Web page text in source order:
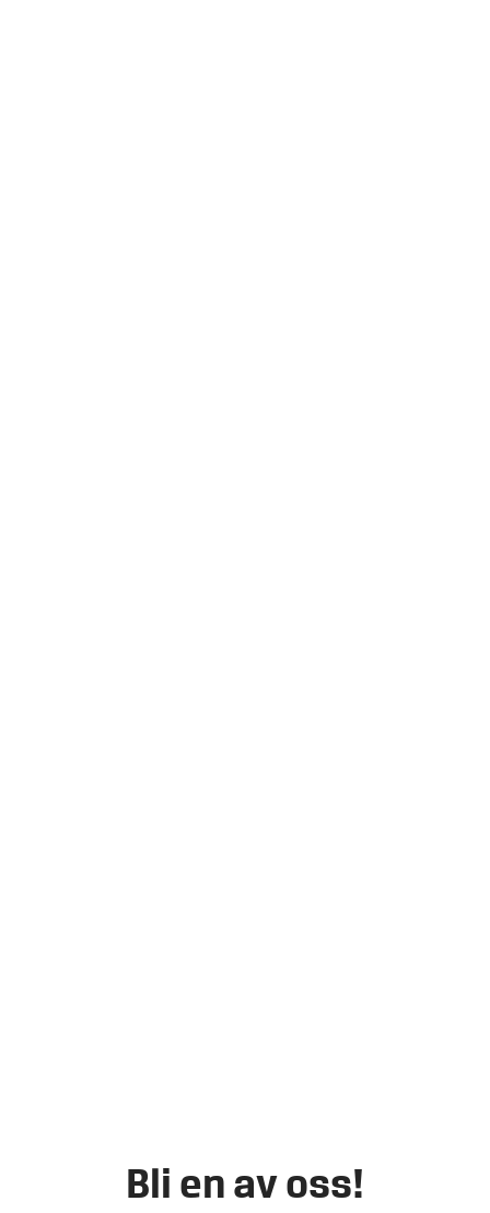
Bli en av oss!